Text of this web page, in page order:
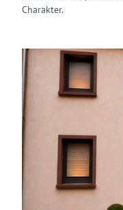
Charakter.